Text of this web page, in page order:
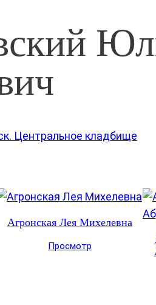
Центральное кладбище
Агронская Лея Михелевна
Просмотр